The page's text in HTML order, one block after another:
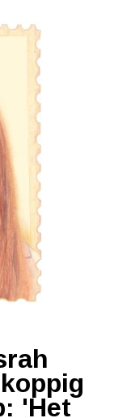
'Het